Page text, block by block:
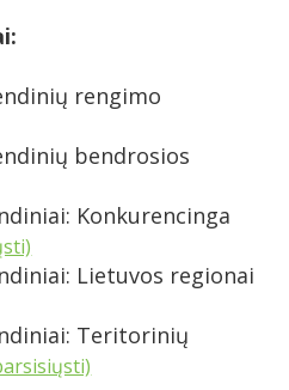
rengimo
bendrosios
Konkurencinga
Lietuvos regionai
Teritorinių